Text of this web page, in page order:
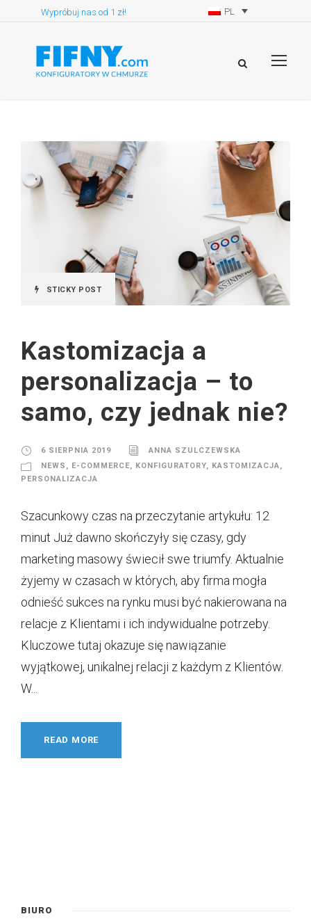
Wypróbuj nas od 1 zł! PL
STICKY POST
Kastomizacja a
personalizacja – to
samo, czy jednak nie?
6 SIERPNIA 2019
ANNA SZULCZEWSKA
NEWS , E-COMMERCE, KONFIGURATORY, KASTOMIZACJA,
PERSONALIZACJA
Szacunkowy czas na przeczytanie artykułu: 12
minut Już dawno skończyły się czasy, gdy
marketing masowy świecił swe triumfy. Aktualnie
żyjemy w czasach w których, aby firma mogła
odnieść sukces na rynku musi być nakierowana na
relacje z Klientami i ich indywidualne potrzeby.
Kluczowe tutaj okazuje się nawiązanie
wyjątkowej, unikalnej relacji z każdym z Klientów.
W...
READ MORE
BIURO